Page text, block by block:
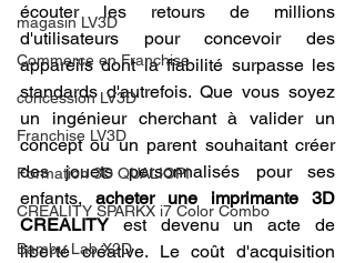
magasin LV3D
Commerce en Franchise
concession LV3D
Franchise LV3D
Formation 3D QUALIOPI
CREALITY SPARKX i7 Color Combo
Bambu Lab X2D
écouter les retours de millions
d'utilisateurs pour concevoir des
appareils dont la fiabilité surpasse les
standards d'autrefois. Que vous soyez
un ingénieur cherchant à valider un
concept ou un parent souhaitant créer
des jouets personnalisés pour ses
enfants, acheter une imprimante 3D
CREALITY est devenu un acte de
liberté créative. Le coût d'acquisition